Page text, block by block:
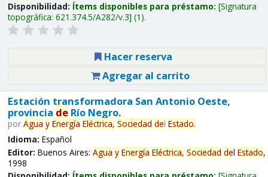
Disponibilidad: Ítems disponibles para préstamo: Signatura
topográfica: 621.374.5/A282/v.3 (1).
Hacer reserva
Agregar al carrito
Estación transformadora San Antonio Oeste,
provincia deRío Negro.
por Agua y Energía Eléctrica, Sociedad del Estado.
Idioma: Español
Editor: Buenos Aires: Agua y Energía Eléctrica, Sociedad del Estado,
1998